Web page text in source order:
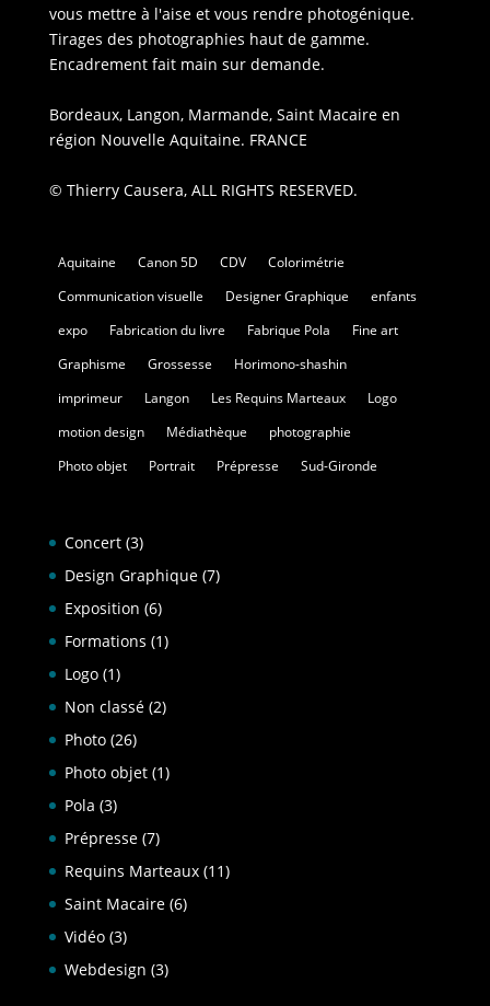
vous mettre à l'aise et vous rendre photogénique.
Tirages des photographies haut de gamme.
Encadrement fait main sur demande.
Bordeaux, Langon, Marmande, Saint Macaire en
région Nouvelle Aquitaine. FRANCE
© Thierry Causera, ALL RIGHTS RESERVED.
Aquitaine Canon 5D CDV
Colorimétrie
Communication visuelle
Designer Graphique
enfants
expo
Fabrication du livre Fabrique Pola
Fine art
Graphisme
Grossesse
Horimono-shashin
imprimeur
Langon Les Requins Marteaux
Logo
motion design
Médiathèque
photographie
Photo objet
Portrait Prépresse Sud-Gironde
Concert(3)
Design Graphique(7)
Exposition (6)
Formations (1)
Logo(1)
Non classé(2)
Photo(26)
Photo objet(1)
Pola (3)
Prépresse(7)
Requins Marteaux(11)
Saint Macaire(6)
Vidéo(3)
Webdesign (3)